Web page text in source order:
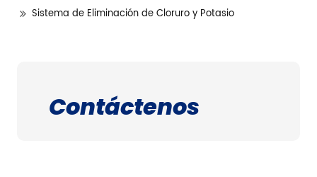
Sistema de Eliminación de Cloruro y Potasio
Contáctenos